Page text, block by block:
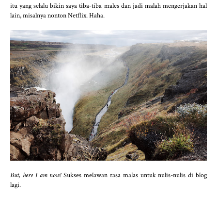
itu yang selalu bikin saya tiba-tiba males dan jadi malah mengerjakan hal
lain, misalnya nonton Netflix. Haha.
But, here I am now!Sukses melawan rasa malas untuk nulis-nulis di blog
lagi.